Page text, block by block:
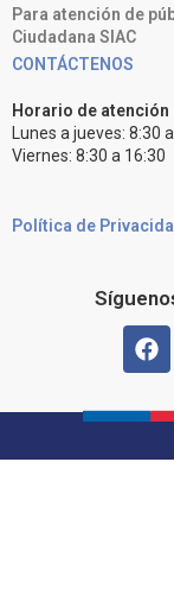
Para atención de
Ciudadana SIAC
CONTÁCTENOS
Horario de atención
Lunes a jueves: 8:30
Viernes: 8:30 a 16:30
Política de